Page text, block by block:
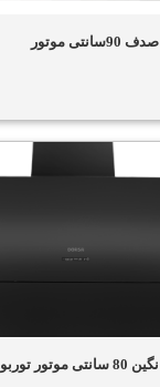
هود درسا مدل صدف 90سانتی موتور
هود درسا مدل نگین 80 سانتی موتور توربو